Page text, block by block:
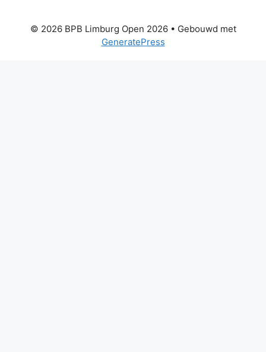
© 2026 BPB Limburg Open 2026• Gebouwd met
GeneratePress